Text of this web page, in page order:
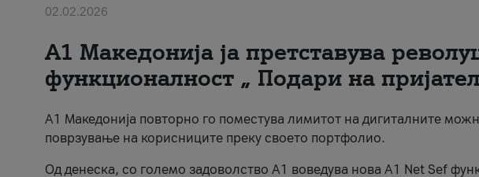
02.02.2026
А1 Македонија ја претставува
функционалност „ Подари на
А1 Македонија повторно го поместува лимитот на дигиталните
поврзување на корисниците преку своето портфолио.
Од денеска, со големо задоволство А1 воведува нова A1 Net Sef